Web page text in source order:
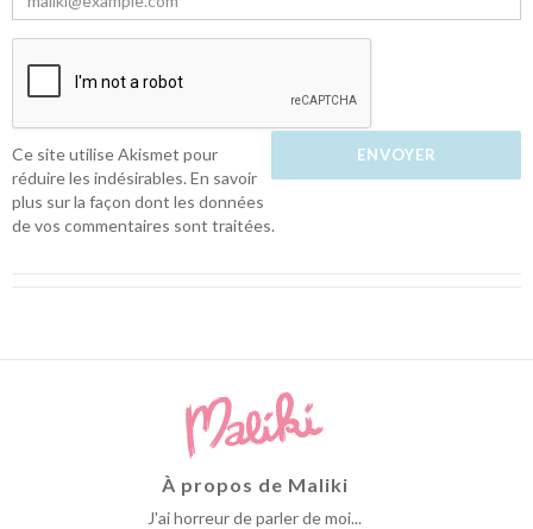
Ce site utilise Akismet pour
réduire les indésirables.En savoir
plus sur la façon dont les données
de vos commentaires sont traitées.
À propos de Maliki
J'ai horreur de parler de moi...